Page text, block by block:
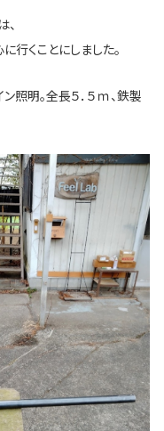
行くことにしました。
照明。全長５．５ｍ、鉄製